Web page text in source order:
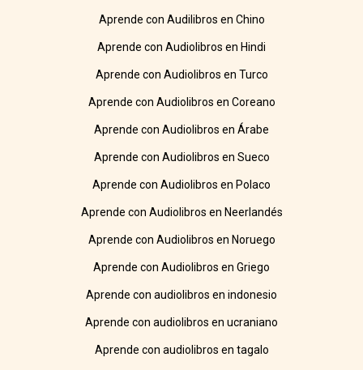
Aprende con Audilibros en Chino
Aprende con Audiolibros en Hindi
Aprende con Audiolibros en Turco
Aprende con Audiolibros en Coreano
Aprende con Audiolibros en Árabe
Aprende con Audiolibros en Sueco
Aprende con Audiolibros en Polaco
Aprende con Audiolibros en Neerlandés
Aprende con Audiolibros en Noruego
Aprende con Audiolibros en Griego
Aprende con audiolibros en indonesio
Aprende con audiolibros en ucraniano
Aprende con audiolibros en tagalo